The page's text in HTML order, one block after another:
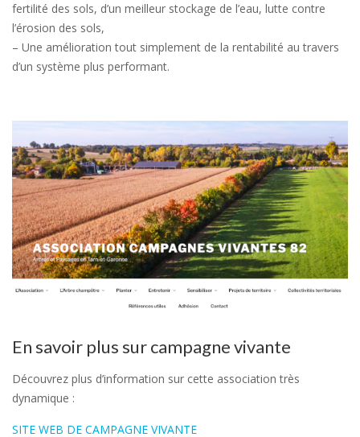
fertilité des sols, d’un meilleur stockage de l’eau, lutte contre
l’érosion des sols,
– Une amélioration tout simplement de la rentabilité au travers
d’un système plus performant.
En savoir plus sur campagne vivante
Découvrez plus d’information sur cette association très
dynamique :
SITE WEB DE CAMPAGNE VIVANTE